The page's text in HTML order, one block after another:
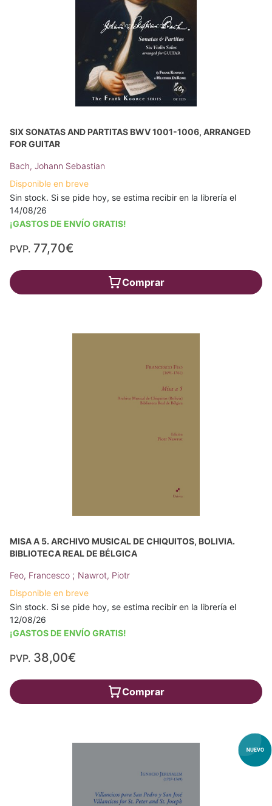
SIX SONATAS AND PARTITAS BWV 1001-1006, ARRANGED
FOR GUITAR
Bach, Johann Sebastian
Disponible en breve
Sin stock. Si se pide hoy, se estima recibir en la librería el
14/08/26
¡GASTOS DE ENVÍO GRATIS!
PVP. 77,70€
Comprar
MISA A 5. ARCHIVO MUSICAL DE CHIQUITOS, BOLIVIA.
BIBLIOTECA REAL DE BÉLGICA
Feo, Francesco ; Nawrot, Piotr
Disponible en breve
Sin stock. Si se pide hoy, se estima recibir en la librería el
12/08/26
¡GASTOS DE ENVÍO GRATIS!
PVP. 38,00€
Comprar